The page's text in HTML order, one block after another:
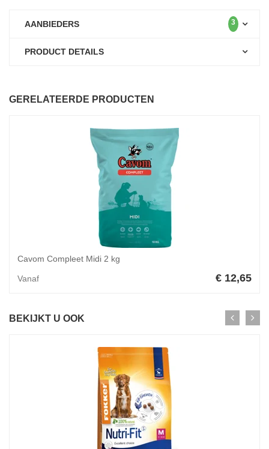
AANBIEDERS 3
PRODUCT DETAILS
GERELATEERDE PRODUCTEN
Cavom Compleet Midi 2 kg
Vanaf € 12,65
BEKIJKT U OOK